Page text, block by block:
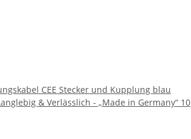
CEE Stecker und Kupplung blau
& Verlässlich - „Made in Germany“ 10